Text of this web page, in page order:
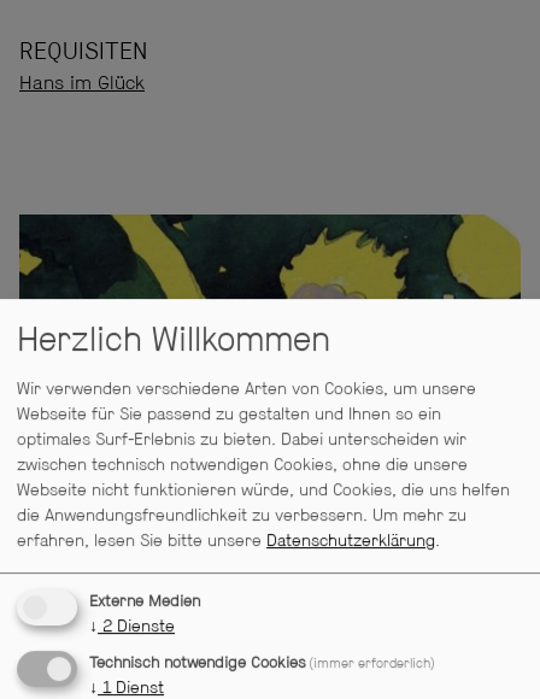
REQUISITEN
Hans im Glück
Der kleine Prinz
Herzlich Willkommen
Wir verwenden verschiedene Arten von Cookies, um unsere
Webseite für Sie passend zu gestalten und Ihnen so ein
optimales Surf-Erlebnis zu bieten. Dabei unterscheiden wir
zwischen technisch notwendigen Cookies, ohne die unsere
Webseite nicht funktionieren würde, und Cookies, die uns helfen
die Anwendungsfreundlichkeit zu verbessern. Um mehr zu
erfahren, lesen Sie bitte unsere Datenschutzerklärung.
Externe Medien
↓ 2 Dienste
Technisch notwendige Cookies (immer erforderlich)
↓ 1 Dienst